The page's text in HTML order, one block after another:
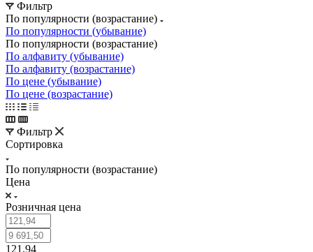
Фильтр
По популярности (возрастание)
По популярности (убывание)
По популярности (возрастание)
По алфавиту (убывание)
По алфавиту (возрастание)
По цене (убывание)
По цене (возрастание)
Фильтр
Сортировка
По популярности (возрастание)
Цена
Розничная цена
121,94